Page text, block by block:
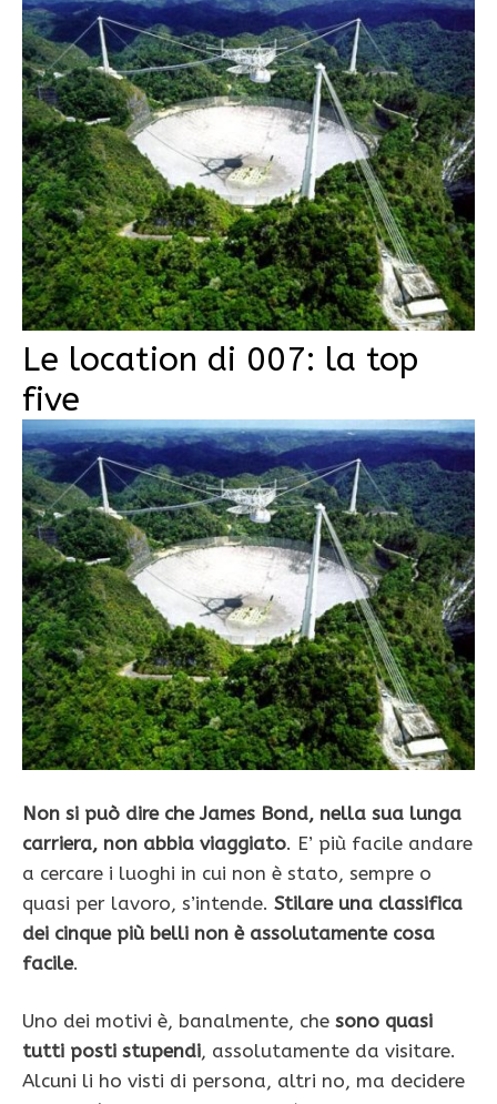
Le location di 007: la top
five
Non si può dire che James Bond, nella sua lunga
carriera, non abbia viaggiato. E’ più facile andare
a cercare i luoghi in cui non è stato, sempre o
quasi per lavoro, s’intende. Stilare una classifica
dei cinque più belli non è assolutamente cosa
facile.
Uno dei motivi è, banalmente, che sono quasi
tutti posti stupendi, assolutamente da visitare.
Alcuni li ho visti di persona, altri no, ma decidere